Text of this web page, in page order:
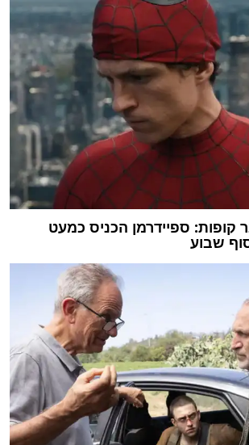
קופות: ספיידרמן הכניס כמעט
שבוע